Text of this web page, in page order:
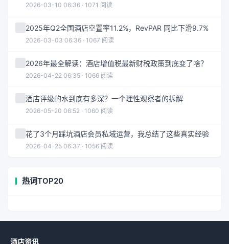
2026-03-10 06:36 · 1071 阅读
2025年Q2全国酒店空置率11.2%，RevPAR 同比下滑9.7%
2026-03-03 06:36 · 1067 阅读
2026年最全解读：酒店增值税最新财税政策到底变了啥？
2026-04-22 06:35 · 1066 阅读
酒店评级的水到底有多深？一个理性观察者的拆解
2026-05-20 06:52 · 1060 阅读
花了3个月踩坑酒店会员私域运营，我总结了这些真实经验
2026-04-25 06:37 · 1056 阅读
热词TOP20
酒店资讯